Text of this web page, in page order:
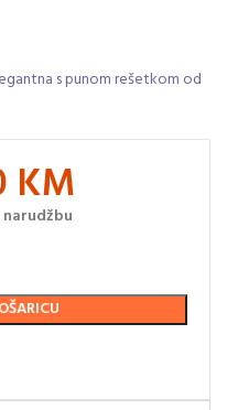
s punom rešetkom od
KM